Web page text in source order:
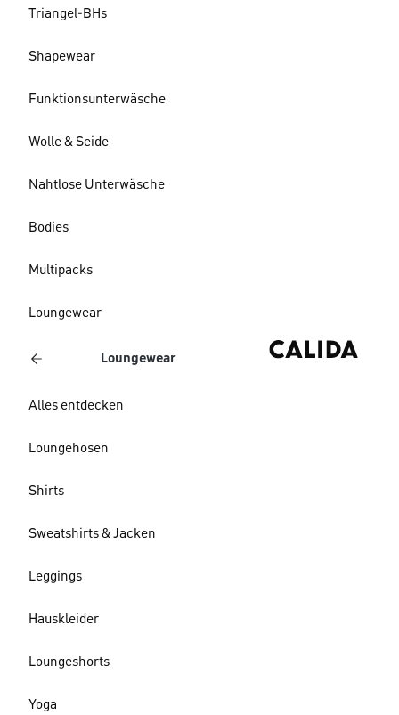
Triangel-BHs
Shapewear
Funktionsunterwäsche
Wolle & Seide
Nahtlose Unterwäsche
Bodies
Multipacks
Loungewear
Loungewear
Alles entdecken
Loungehosen
Shirts
Sweatshirts & Jacken
Leggings
Hauskleider
Loungeshorts
Yoga